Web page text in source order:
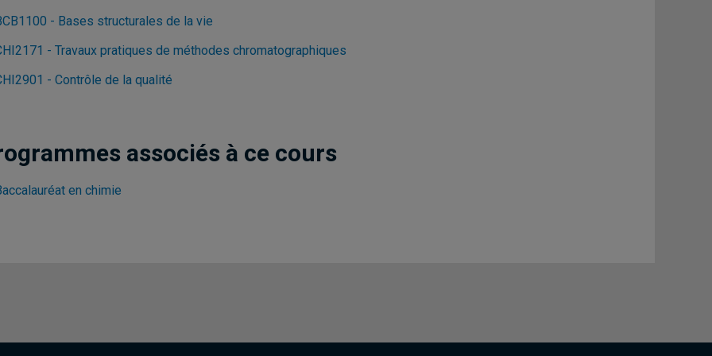
- Bases structurales de la vie
- Travaux pratiques de méthodes chromatographiques
- Contrôle de la qualité
associés à ce cours
en chimie